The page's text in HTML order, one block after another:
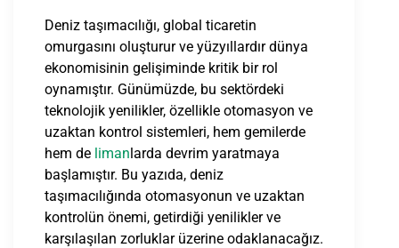
Deniz taşımacılığı, global ticaretin
omurgasını oluşturur ve yüzyıllardır dünya
ekonomisinin gelişiminde kritik bir rol
oynamıştır. Günümüzde, bu sektördeki
teknolojik yenilikler, özellikle otomasyon ve
uzaktan kontrol sistemleri, hem gemilerde
hem de limanlarda devrim yaratmaya
başlamıştır. Bu yazıda, deniz
taşımacılığında otomasyonun ve uzaktan
kontrolün önemi, getirdiği yenilikler ve
karşılaşılan zorluklar üzerine odaklanacağız.